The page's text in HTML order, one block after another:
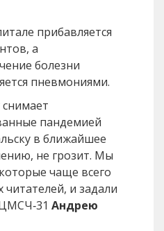
прибавляется
а
болезни
пневмониями.
пандемией
в ближайшее
не грозит. Мы
чаще всего
и задали
Андрею